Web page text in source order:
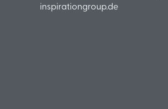
inspirationgroup.de